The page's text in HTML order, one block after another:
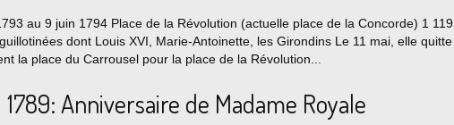
au 9 juin 1794 Place de la Révolution (actuelle place de la Concorde) 1 119
dont Louis XVI, Marie-Antoinette, les Girondins Le 11 mai, elle quitte
la place du Carrousel pour la place de la Révolution...
Anniversaire de Madame Royale